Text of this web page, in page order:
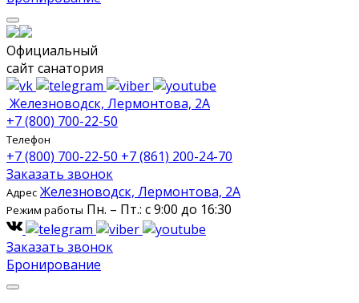
Официальный
сайт санатория
Железноводск, Лермонтова, 2А
+7 (800) 700-22-50
Телефон
+7 (800) 700-22-50 +7 (861) 200-24-70
Заказать звонок
Адрес Железноводск, Лермонтова, 2А
Режим работы Пн. – Пт.: с 9:00 до 16:30
Заказать звонок
Бронирование